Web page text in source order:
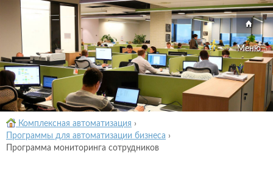
Меню
Комплексная автоматизация ›
Программы для автоматизации бизнеса ›
Программа мониторинга сотрудников